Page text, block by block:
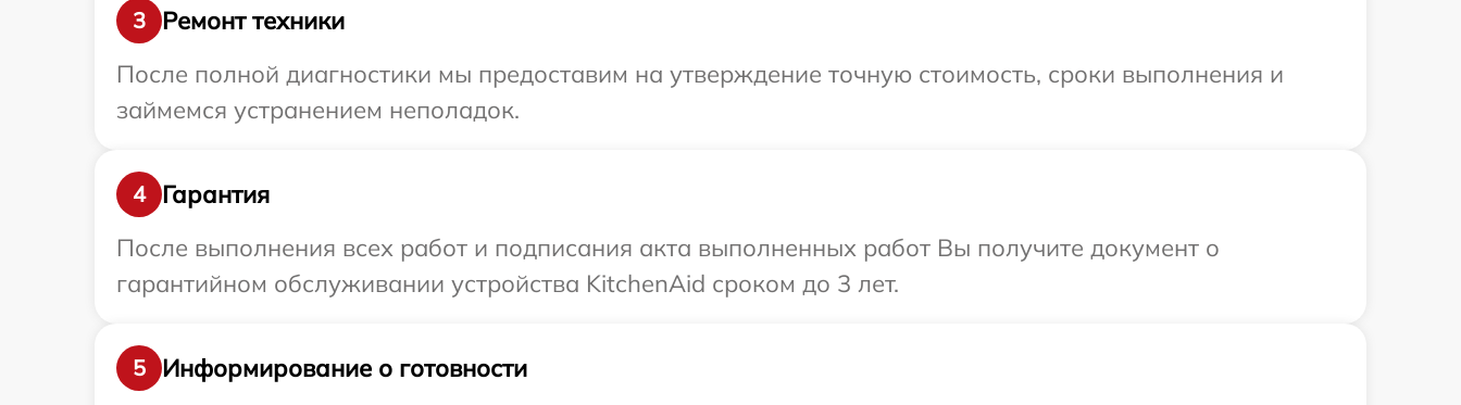
3
Ремонт техники
После полной диагностики мы предоставим на утверждение точную стоимость, сроки выполнения и
займемся устранением неполадок.
4
Гарантия
После выполнения всех работ и подписания акта выполненных работ Вы получите документ о
гарантийном обслуживании устройства KitchenAid сроком до 3 лет.
5
Информирование о готовности